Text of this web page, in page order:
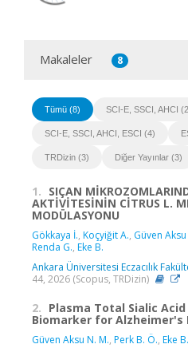
Makaleler 8
Tümü (8) SCI-E, SSCI, AHCI
SCI-E, SSCI, AHCI, ESCI (4)
TRDizin (3) Diğer Yayınlar (3)
1. SIÇAN
AKTİVİTESİNİN CİTRUS L.
MODÜLASYONU
Gökkaya İ., Koçyiğit A., Güven Aksu
Renda G., Eke B.
Ankara Üniversitesi Eczacılık
44, 2026 (Scopus, TRDizin)
2. Plasma Total Sialic
Biomarker for Alzheimer's
Güven Aksu N. M., Perk B. Ö., Eke B.